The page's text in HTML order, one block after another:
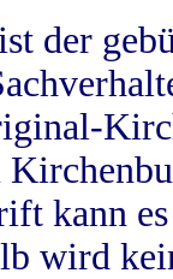
der
kann
wird